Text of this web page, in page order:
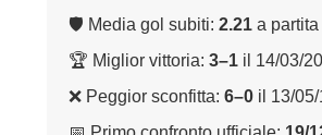
🛡 Media gol subiti: 2.21 a partita
🏆 Miglior vittoria: 3–1 il 14/03/
❌ Peggior sconfitta: 6–0 il 13/